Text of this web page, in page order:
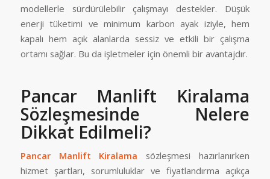
modellerle sürdürülebilir çalışmayı destekler. Düşük
enerji tüketimi ve minimum karbon ayak iziyle, hem
kapalı hem açık alanlarda sessiz ve etkili bir çalışma
ortamı sağlar. Bu da işletmeler için önemli bir avantajdır.
Pancar Manlift Kiralama
Sözleşmesinde Nelere
Dikkat Edilmeli?
Pancar Manlift Kiralama sözleşmesi hazırlanırken
hizmet şartları, sorumluluklar ve fiyatlandırma açıkça